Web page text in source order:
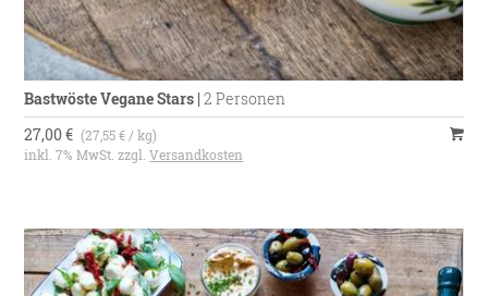
Bastwöste Vegane Stars |2 Personen
27,00 € (27,55 € / kg)
inkl. 7% MwSt. zzgl.Versandkosten